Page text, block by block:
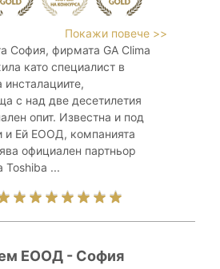
Покажи повече >>
София, фирмата GA Clima
като специалист в
инсталациите,
с над две десетилетия
опит. Известна и под
и Ей ЕООД, компанията
официален партньор
Toshiba ...
ЕООД - София